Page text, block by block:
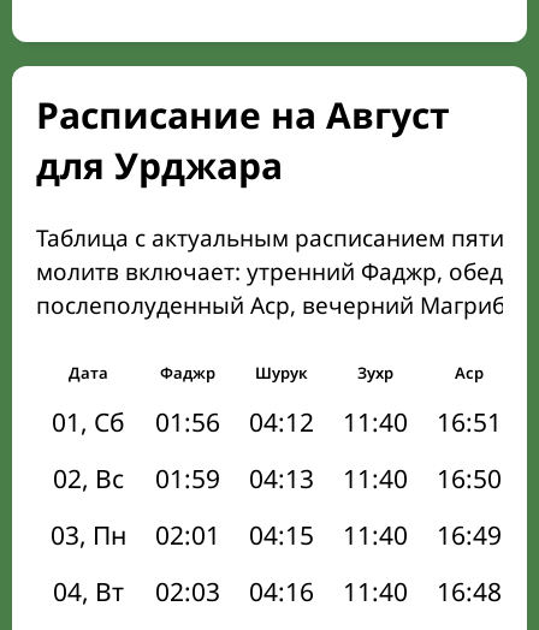
Расписание на Август
для Урджара
Таблица с актуальным расписанием пяти
молитв включает: утренний Фаджр,
послеполуденный Аср, вечерний Магриб
Дата Фаджр Шурук Зухр Аср
01, Сб 01:56 04:12 11:40 16:51
02, Вс
01:59 04:13 11:40 16:50
03, Пн
02:01 04:15 11:40 16:49
04, Вт
02:03 04:16 11:40 16:48